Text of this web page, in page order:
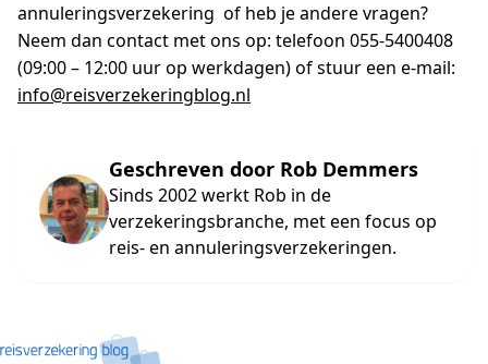
annuleringsverzekering of heb je andere vragen?
Neem dan contact met ons op: telefoon 055-5400408
(09:00 – 12:00 uur op werkdagen) of stuur een e-mail:
info@reisverzekeringblog.nl
Geschreven door Rob Demmers
Sinds 2002 werkt Rob in de
verzekeringsbranche, met een focus op
reis- en annuleringsverzekeringen.